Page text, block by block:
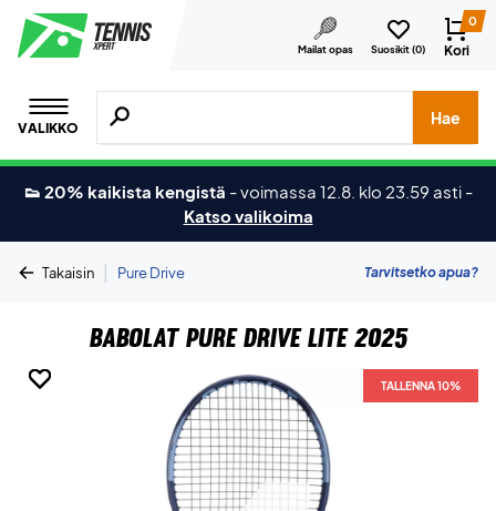
Mailat opas Suosikit (0)
0
Kori
VALIKKO
Hae tuotteita, merkkejä jne.
Hae
👟 20% kaikista kengistä -voimassa 12.8. klo 23.59 asti -
Katso valikoima
Takaisin | Pure Drive Tarvitsetko apua?
Babolat Pure Drive Lite 2025
TALLENNA 10%
TALLENNA 10%
TALLENNA 10%
TALLENNA 10%
TALLENNA 10%
TALLENNA 10%